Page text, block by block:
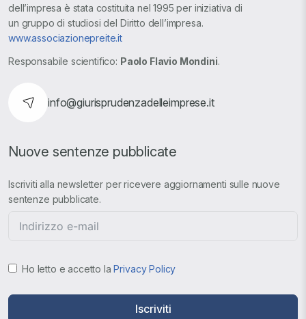
dell’impresa è stata costituita nel 1995 per iniziativa di
un gruppo di studiosi del Diritto dell’impresa.
www.associazionepreite.it
Responsabile scientifico: Paolo Flavio Mondini.
info@giurisprudenzadelleimprese.it
Nuove sentenze pubblicate
Iscriviti alla newsletter per ricevere aggiornamenti sulle nuove
sentenze pubblicate.
Ho letto e accetto laPrivacy Policy
Iscriviti